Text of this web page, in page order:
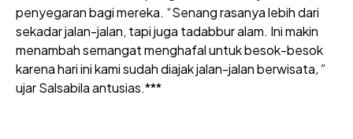
penyegaran bagi mereka. “Senang rasanya lebih dari
sekadar jalan-jalan, tapi juga tadabbur alam. Ini makin
menambah semangat menghafal untuk besok-besok
karena hari ini kami sudah diajak jalan-jalan berwisata,”
ujar Salsabila antusias.***